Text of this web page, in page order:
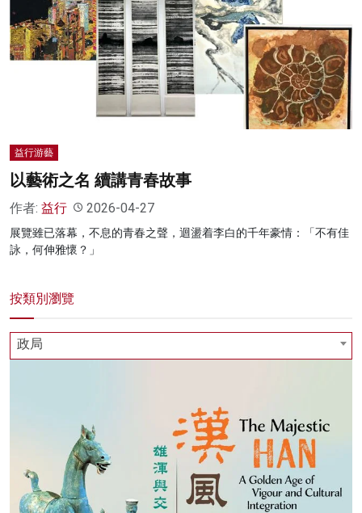
科技
影片
益行游藝
以藝術之名 續講青春故事
作者: 益行 2026-04-27
展覽雖已落幕，不息的青春之聲，迴盪着李白的千年豪情：「不有佳
詠，何伸雅懷？」
按類別瀏覽
政局